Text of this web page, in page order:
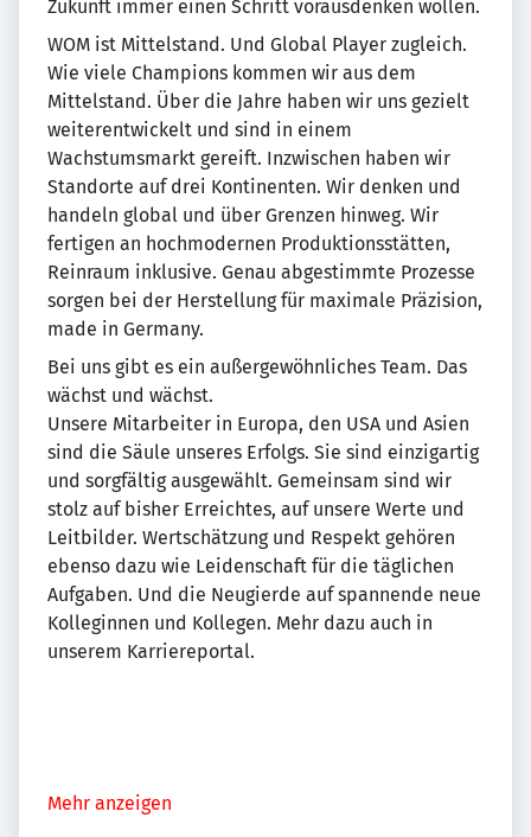
Zukunft immer einen Schritt vorausdenken wollen.
WOM ist Mittelstand. Und Global Player zugleich.
Wie viele Champions kommen wir aus dem
Mittelstand. Über die Jahre haben wir uns gezielt
weiterentwickelt und sind in einem
Wachstumsmarkt gereift. Inzwischen haben wir
Standorte auf drei Kontinenten. Wir denken und
handeln global und über Grenzen hinweg. Wir
fertigen an hochmodernen Produktionsstätten,
Reinraum inklusive. Genau abgestimmte Prozesse
sorgen bei der Herstellung für maximale Präzision,
made in Germany.
Bei uns gibt es ein außergewöhnliches Team. Das
wächst und wächst.
Unsere Mitarbeiter in Europa, den USA und Asien
sind die Säule unseres Erfolgs. Sie sind einzigartig
und sorgfältig ausgewählt. Gemeinsam sind wir
stolz auf bisher Erreichtes, auf unsere Werte und
Leitbilder. Wertschätzung und Respekt gehören
ebenso dazu wie Leidenschaft für die täglichen
Aufgaben. Und die Neugierde auf spannende neue
Kolleginnen und Kollegen. Mehr dazu auch in
unserem Karriereportal.
Mehr anzeigen